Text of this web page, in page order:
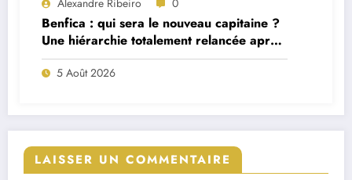
Alexandre Ribeiro 0
Benfica : qui sera le nouveau capitaine ?
Une hiérarchie totalement relancée après
deux départs majeurs
5 Août 2026
LAISSER UN COMMENTAIRE